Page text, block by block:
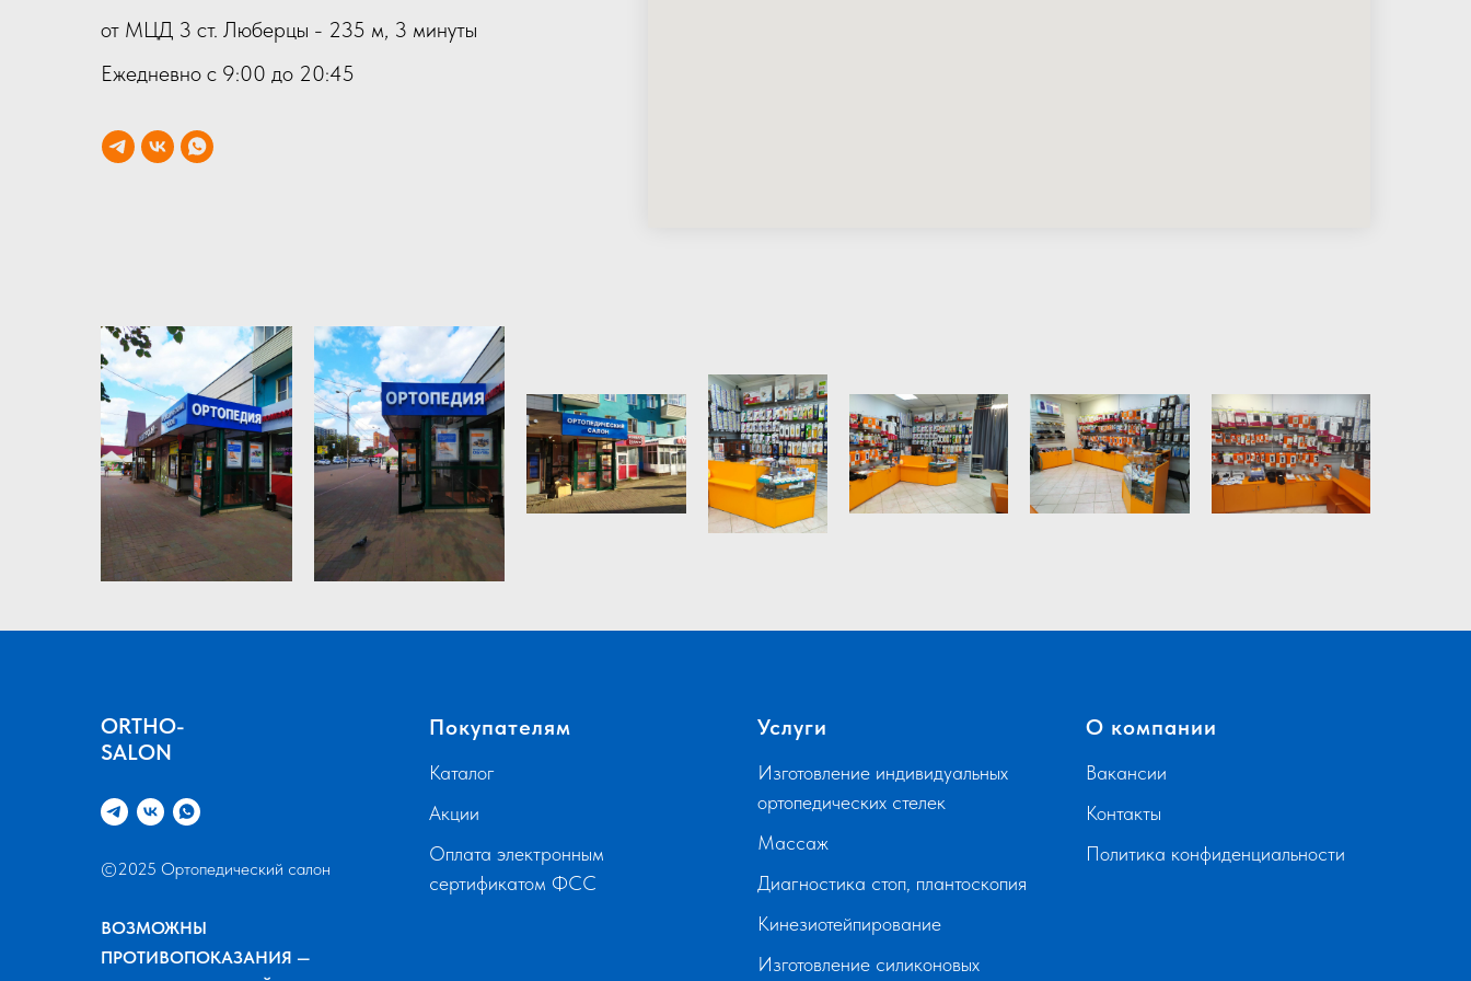
от МЦД 3 ст. Люберцы - 235 м, 3 минуты
Ежедневно с 9:00 до 20:45
ORTHO-
SALON
©2025 Ортопедический салон
ВОЗМОЖНЫ
ПРОТИВОПОКАЗАНИЯ —
Покупателям
Каталог
Акции
Оплата электронным
сертификатом ФСС
Услуги
Изготовление индивидуальных
ортопедических стелек
Массаж
Диагностика стоп, плантоскопия
Кинезиотейпирование
Изготовление силиконовых
О компании
Вакансии
Контакты
Политика конфиденциальности